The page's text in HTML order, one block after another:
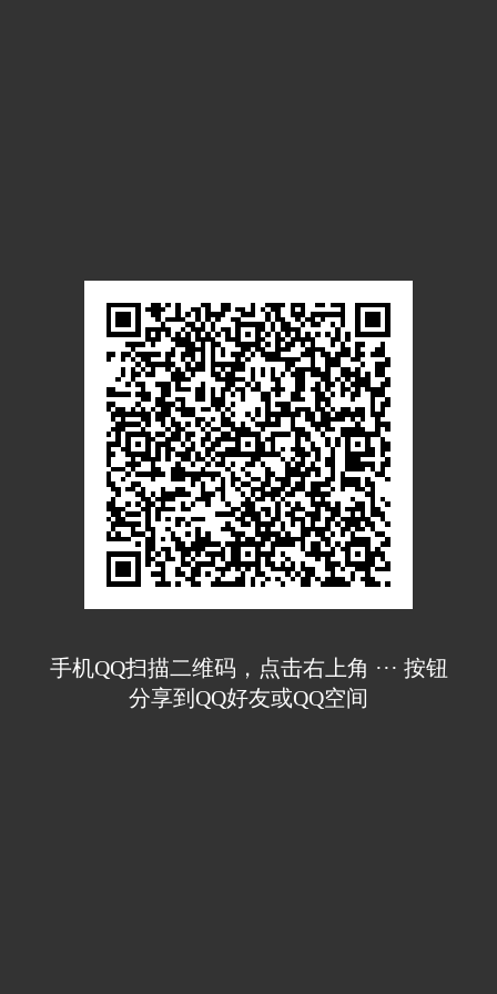
手机QQ扫描二维码，点击右上角 ··· 按钮
分享到QQ好友或QQ空间